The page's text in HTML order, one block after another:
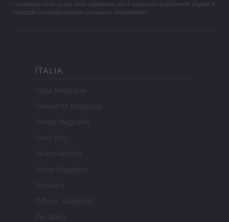
I contenuti sono curati dalla redazione con il supporto di strumenti digitali e
realizzati in collaborazione con autori indipendenti.
ITALIA
Casa Magazine
Cineverse Magazine
Donne Magazine
Food Blog
Milano Notizie
Motor Magazine
Notizie.it
Offerte Shopping
Pet Story